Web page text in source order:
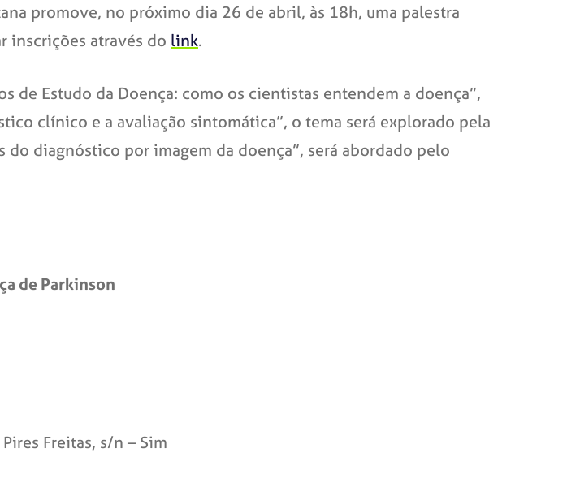
promove, no próximo dia 26 de abril, às 18h, uma palestra
inscrições através do link.
de Estudo da Doença: como os cientistas entendem a doença”,
clínico e a avaliação sintomática”, o tema será explorado pela
do diagnóstico por imagem da doença”, será abordado pelo
de Parkinson
Freitas, s/n – Sim